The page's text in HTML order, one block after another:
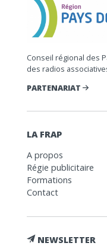
Conseil régional des
des radios
PARTENARIAT
LA FRAP
A propos
Régie publicitaire
Formations
Contact
NEWSLETTER